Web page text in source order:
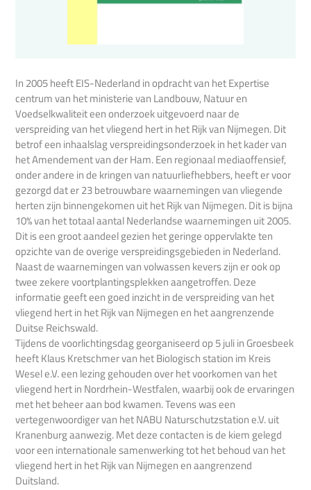
In 2005 heeft EIS-Nederland in opdracht van het Expertise
centrum van het ministerie van Landbouw, Natuur en
Voedselkwaliteit een onderzoek uitgevoerd naar de
verspreiding van het vliegend hert in het Rijk van Nijmegen. Dit
betrof een inhaalslag verspreidingsonderzoek in het kader van
het Amendement van der Ham. Een regionaal mediaoffensief,
onder andere in de kringen van natuurliefhebbers, heeft er voor
gezorgd dat er 23 betrouwbare waarnemingen van vliegende
herten zijn binnengekomen uit het Rijk van Nijmegen. Dit is bijna
10% van het totaal aantal Nederlandse waarnemingen uit 2005.
Dit is een groot aandeel gezien het geringe oppervlakte ten
opzichte van de overige verspreidingsgebieden in Nederland.
Naast de waarnemingen van volwassen kevers zijn er ook op
twee zekere voortplantingsplekken aangetroffen. Deze
informatie geeft een goed inzicht in de verspreiding van het
vliegend hert in het Rijk van Nijmegen en het aangrenzende
Duitse Reichswald.
Tijdens de voorlichtingsdag georganiseerd op 5 juli in Groesbeek
heeft Klaus Kretschmer van het Biologisch station im Kreis
Wesel e.V. een lezing gehouden over het voorkomen van het
vliegend hert in Nordrhein-Westfalen, waarbij ook de ervaringen
met het beheer aan bod kwamen. Tevens was een
vertegenwoordiger van het NABU Naturschutzstation e.V. uit
Kranenburg aanwezig. Met deze contacten is de kiem gelegd
voor een internationale samenwerking tot het behoud van het
vliegend hert in het Rijk van Nijmegen en aangrenzend
Duitsland.